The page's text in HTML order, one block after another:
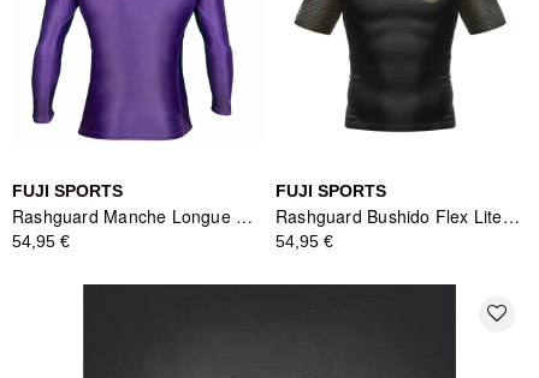
FUJI SPORTS
Rashguard Manche Longue Baseline Ranked Violet - Fuji Sports
54,95 €
FUJI SPORTS
Rashguard Bushido Flex Lite Fuji Sports
54,95 €
favorite_border